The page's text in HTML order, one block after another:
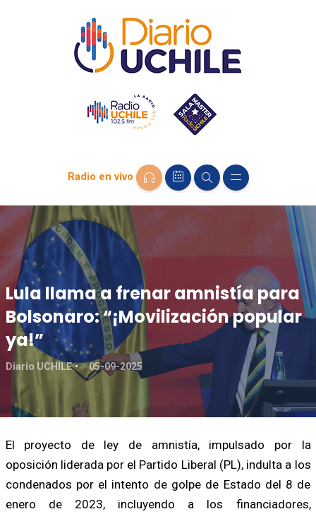
Radio en vivo
Lula llama a frenar amnistía para
Bolsonaro: “¡Movilización popular
ya!”
Diario UCHILE 05-09-2025
El proyecto de ley de amnistía, impulsado por la
oposición liderada por el Partido Liberal (PL), indulta a los
condenados por el intento de golpe de Estado del 8 de
enero de 2023, incluyendo a los financiadores,